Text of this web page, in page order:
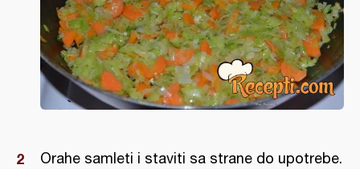
Orahe samleti i staviti sa strane do upotrebe.